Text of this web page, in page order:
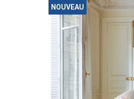
NOUVEAU